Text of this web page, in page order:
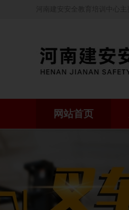
网站首页